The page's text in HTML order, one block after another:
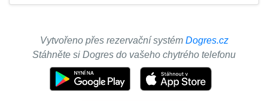
Vytvořeno přes rezervační systém Dogres.cz
Stáhněte si Dogres do vašeho chytrého telefonu